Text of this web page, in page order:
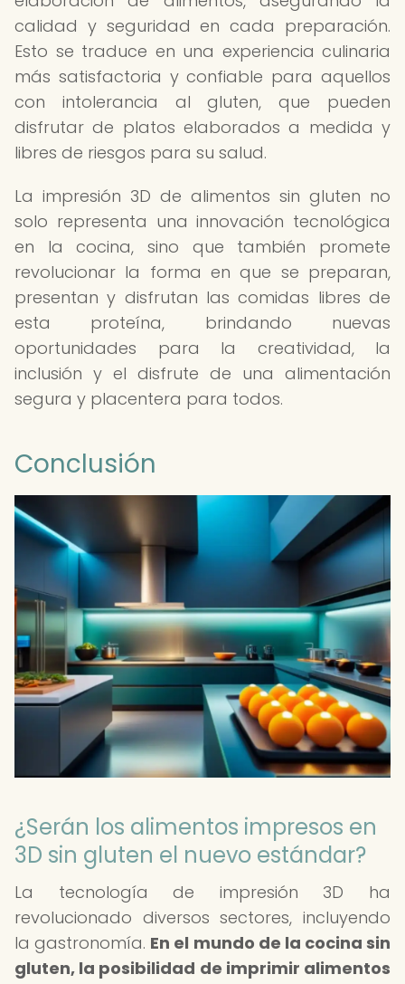
calidad y seguridad en cada preparación.
Esto se traduce en una experiencia culinaria
más satisfactoria y confiable para aquellos
con intolerancia al gluten, que pueden
disfrutar de platos elaborados a medida y
libres de riesgos para su salud.
La impresión 3D de alimentos sin gluten no
solo representa una innovación tecnológica
en la cocina, sino que también promete
revolucionar la forma en que se preparan,
presentan y disfrutan las comidas libres de
esta proteína, brindando nuevas
oportunidades para la creatividad, la
inclusión y el disfrute de una alimentación
segura y placentera para todos.
Conclusión
¿Serán los alimentos impresos en
3D sin gluten el nuevo estándar?
La tecnología de impresión 3D ha
revolucionado diversos sectores, incluyendo
la gastronomía. En el mundo de la cocina sin
gluten, la posibilidad de imprimir alimentos